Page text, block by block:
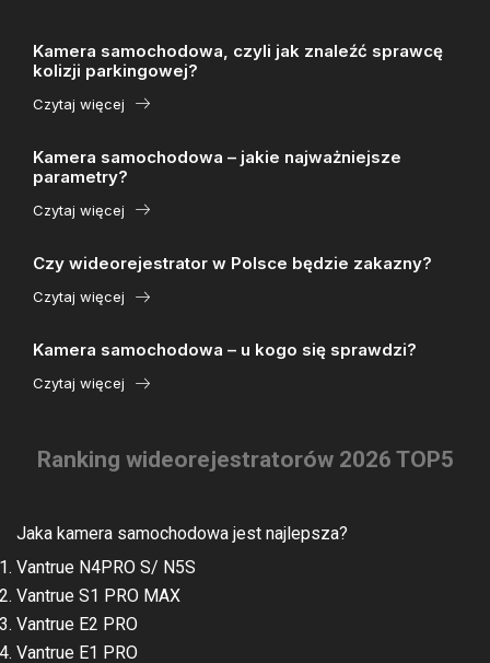
Kamera samochodowa, czyli jak znaleźć sprawcę
kolizji parkingowej?
Czytaj więcej
Kamera samochodowa – jakie najważniejsze
parametry?
Czytaj więcej
Czy wideorejestrator w Polsce będzie zakazny?
Czytaj więcej
Kamera samochodowa – u kogo się sprawdzi?
Czytaj więcej
Ranking wideorejestratorów 2026 TOP5
Jaka kamera samochodowa jest najlepsza?
Vantrue N4PRO S/ N5S
Vantrue S1 PRO MAX
Vantrue E2 PRO
Vantrue E1 PRO